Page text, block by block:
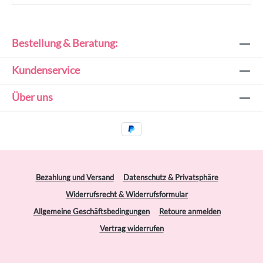
Bestellung & Beratung:
Kundenservice
Über uns
Bezahlung und Versand
Datenschutz & Privatsphäre
Widerrufsrecht & Widerrufsformular
Allgemeine Geschäftsbedingungen
Retoure anmelden
Vertrag widerrufen